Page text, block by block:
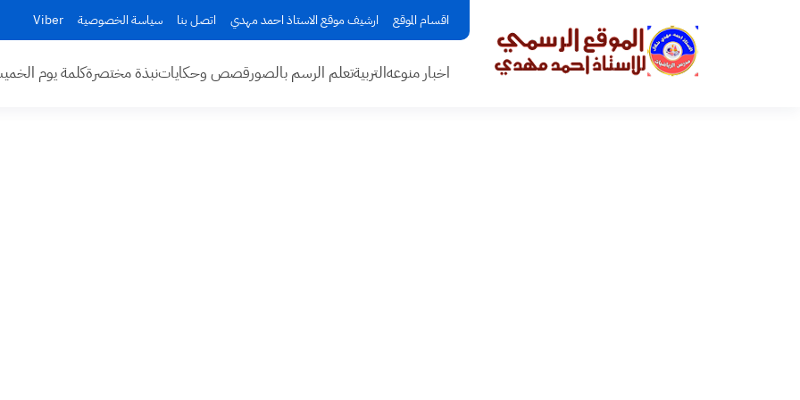
اقسام الموقع ارشيف موقع الاستاذ احمد مهدي اتصل بنا سياسة الخصوصية Viber
اخبار منوعهالتربيةتعلم الرسم بالصورقصص وحكاياتنبذة مختصرةكلمة يوم